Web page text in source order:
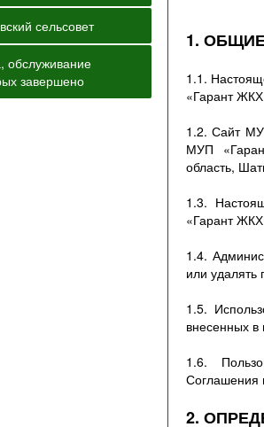
сельсовет
обслуживание
завершено
1.
1.1.
«Гарант
1.2. Сайт
МУП
область,
1.3.
«Гарант
1.4.
или удалять
1.5.
внесенных
1.6.
Соглашения
2.